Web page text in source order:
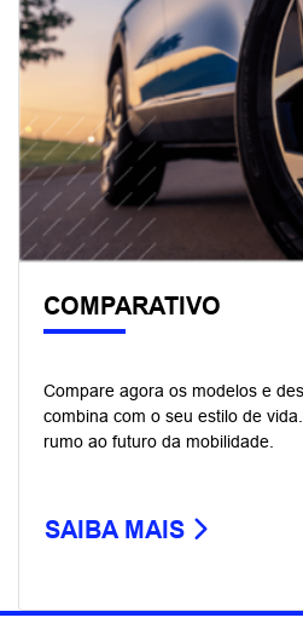
COMPARATIVO
Compare agora os modelos e
combina com o seu estilo de
rumo ao futuro da mobilidade.
SAIBA MAIS